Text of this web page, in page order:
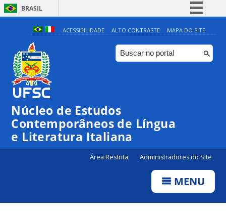
BRASIL
Simplifique!
Comunica BR
Participe
ACESSIBILIDADE ALTO CONTRASTE MAPA DO SITE
Núcleo de Estudos
Contemporâneos de Língua
e Literatura Italiana
Área Restrita Administradores do Site
MENU